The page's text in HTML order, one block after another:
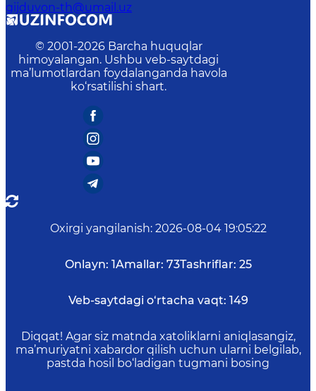
gijduvon-th@umail.uz
© 2001-2026 Barcha huquqlar
himoyalangan. Ushbu veb-saytdagi
ma’lumotlardan foydalanganda havola
ko‘rsatilishi shart.
Oxirgi yangilanish: 2026-08-04 19:05:22
Onlayn: 1Amallar: 73Tashriflar: 25
Veb-saytdagi o‘rtacha vaqt: 149
Diqqat! Agar siz matnda xatoliklarni aniqlasangiz,
ma’muriyatni xabardor qilish uchun ularni belgilab,
pastda hosil bo‘ladigan tugmani bosing